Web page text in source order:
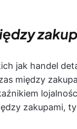
jak handel
między
zakupami,